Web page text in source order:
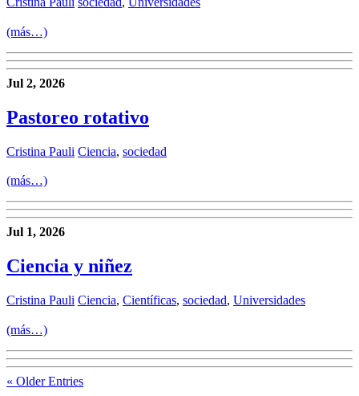
(más…)
Jul 2, 2026
Pastoreo rotativo
Cristina Pauli Ciencia, sociedad
(más…)
Jul 1, 2026
Ciencia y niñez
Cristina Pauli Ciencia, Científicas, sociedad, Universidades
(más…)
« Older Entries